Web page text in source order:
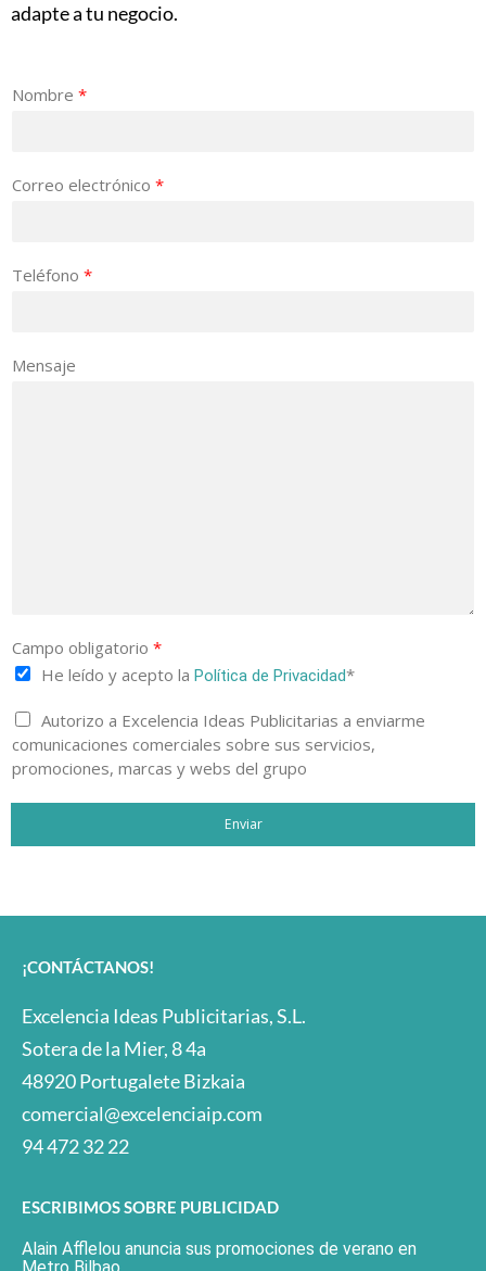
adapte a tu negocio.
Nombre *
Correo electrónico *
Teléfono *
Mensaje
Campo obligatorio *
He leído y acepto la Política de Privacidad*
Autorizo a Excelencia Ideas Publicitarias a enviarme
comunicaciones comerciales sobre sus servicios,
promociones, marcas y webs del grupo
Enviar
¡CONTÁCTANOS!
Excelencia Ideas Publicitarias, S.L.
Sotera de la Mier, 8 4a
48920 Portugalete Bizkaia
comercial@excelenciaip.com
94 472 32 22
ESCRIBIMOS SOBRE PUBLICIDAD
Alain Afflelou anuncia sus promociones de verano en
Metro Bilbao